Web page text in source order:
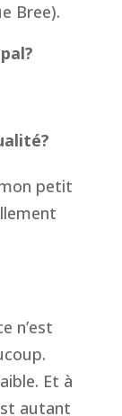
Bree).
petit
n’est
Et à
autant